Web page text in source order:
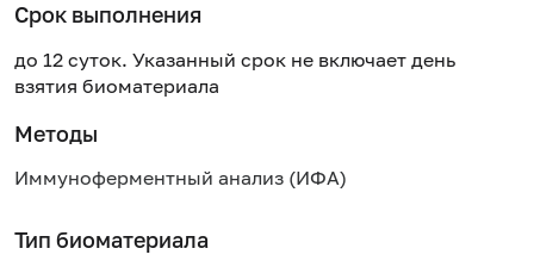
Срок выполнения
до 12 суток. Указанный срок не включает день
взятия биоматериала
Методы
Иммуноферментный анализ (ИФА)
Тип биоматериала